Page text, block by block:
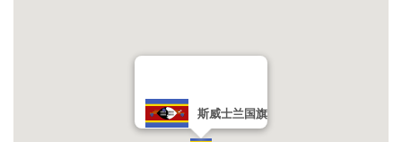
斯威士兰国旗